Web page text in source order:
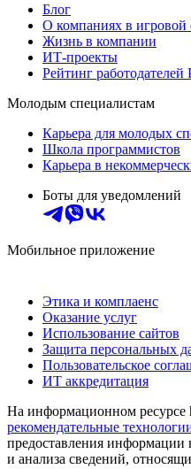
Блог
О компаниях в игровой
Жизнь в компании
ИТ-проекты
Рейтинг работодателей
Молодым специалистам
Карьера для молодых
Школа программистов
Карьера в
Боты для уведомлений
Мобильное приложение
Этика и комплаенс
Оказание услуг
Использование сайтов
Защита персональных
Пользовательское
ИТ аккредитация
На информационном ресурсе
рекомендательные
предоставления информации
и анализа сведений,